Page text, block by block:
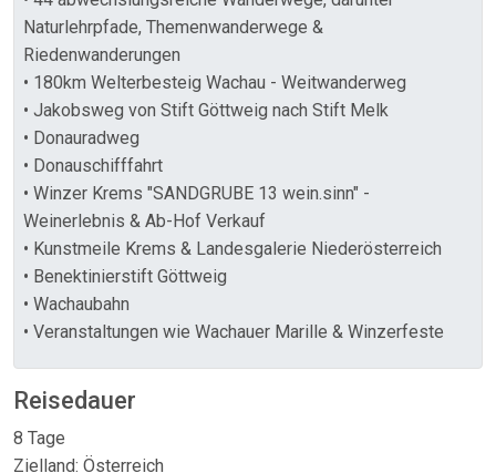
Naturlehrpfade, Themenwanderwege &
Riedenwanderungen
• 180km Welterbesteig Wachau - Weitwanderweg
• Jakobsweg von Stift Göttweig nach Stift Melk
• Donauradweg
• Donauschifffahrt
• Winzer Krems "SANDGRUBE 13 wein.sinn" -
Weinerlebnis & Ab-Hof Verkauf
• Kunstmeile Krems & Landesgalerie Niederösterreich
• Benektinierstift Göttweig
• Wachaubahn
• Veranstaltungen wie Wachauer Marille & Winzerfeste
Reisedauer
8 Tage
Zielland: Österreich